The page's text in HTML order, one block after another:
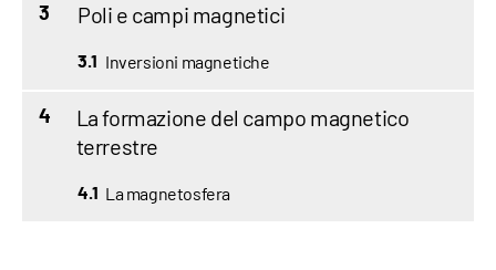
3 Poli e campi magnetici
3.1 Inversioni magnetiche
4
La formazione del campo magnetico
terrestre
4.1 La magnetosfera